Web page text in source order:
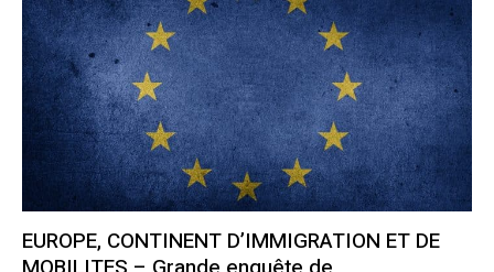
EUROPE, CONTINENT D’IMMIGRATION ET DE